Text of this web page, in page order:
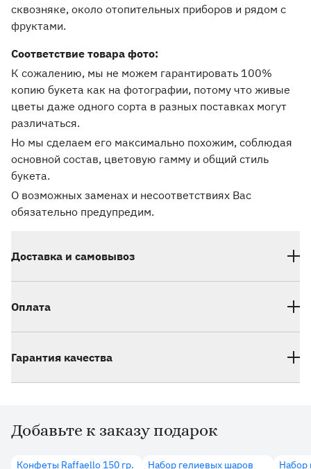
сквозняке, около отопительных приборов и рядом с
фруктами.
Соответствие товара фото:
К сожалению, мы не можем гарантировать 100%
копию букета как на фотографии, потому что живые
цветы даже одного сорта в разных поставках могут
различаться.
Но мы сделаем его максимально похожим, соблюдая
основной состав, цветовую гамму и общий стиль
букета.
О возможных заменах и несоответствиях Вас
обязательно предупредим.
Доставка и самовывоз
Оплата
Гарантия качества
Дополнительные товары
Добавьте к заказу подарок
Конфеты Raffaello 150 гр.
Набор гелиевых шаров
Набор